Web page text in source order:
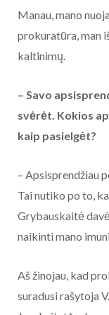
Manau, mano
prokuratūra, man
kaltinimų.
– Savo
svėrėt. Kokios
kaip pasielgėt?
– Apsisprendžiau
Tai nutiko po to,
Grybauskaitė
naikinti mano
Aš žinojau, kad
suradusi rašytoja